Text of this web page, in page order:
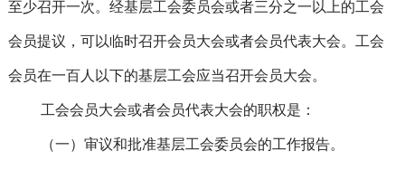
至少召开一次。经基层工会委员会或者三分之一以上的工会
会员提议，可以临时召开会员大会或者会员代表大会。工会
会员在一百人以下的基层工会应当召开会员大会。
工会会员大会或者会员代表大会的职权是：
（一）审议和批准基层工会委员会的工作报告。